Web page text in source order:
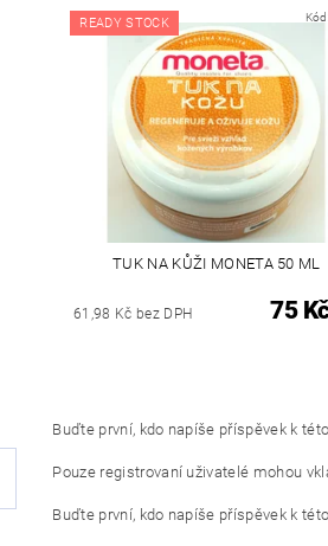
READY STOCK
TUK NA KŮŽI MONETA 50 ML
61,98 Kč bez DPH 75
Buďte první, kdo napíše příspěvek k
Pouze registrovaní uživatelé mohou
Buďte první, kdo napíše příspěvek k